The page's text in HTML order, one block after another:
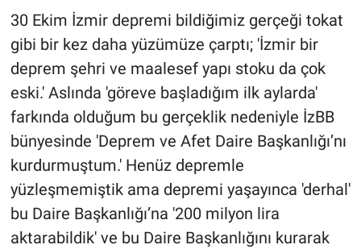
30 Ekim İzmir depremi bildiğimiz gerçeği tokat
gibi bir kez daha yüzümüze çarptı; 'İzmir bir
deprem şehri ve maalesef yapı stoku da çok
eski.' Aslında 'göreve başladığım ilk aylarda'
farkında olduğum bu gerçeklik nedeniyle İzBB
bünyesinde 'Deprem ve Afet Daire Başkanlığı’nı
kurdurmuştum.' Henüz depremle
yüzleşmemiştik ama depremi yaşayınca 'derhal'
bu Daire Başkanlığı’na '200 milyon lira
aktarabildik' ve bu Daire Başkanlığını kurarak